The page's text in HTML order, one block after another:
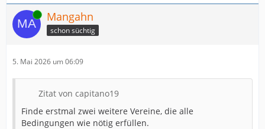
Online Mangahn
schon süchtig
5. Mai 2026 um 06:09
Zitat von capitano19
Finde erstmal zwei weitere Vereine, die alle
Bedingungen wie nötig erfüllen.